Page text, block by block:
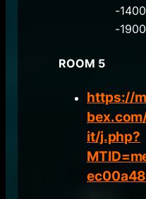
-
-1900
ROOM 5
https://
it/j.php?